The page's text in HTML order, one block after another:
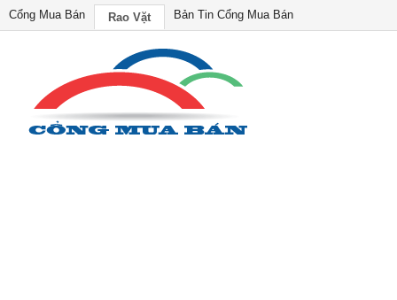
Cổng Mua Bán Rao Vặt Bản Tin Cổng Mua Bán